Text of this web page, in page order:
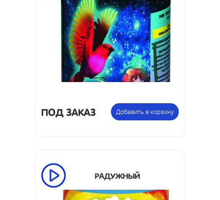
Время работы, сек:
60
Высота пламени, м:
2
Размеры упаковки,
175 x 98
Цена указана за
фасовку:
Фонтан
пиротехнический
ПОД ЗАКАЗ Добавить в корзину
РАДУЖНЫЙ
Время работы, сек:
90